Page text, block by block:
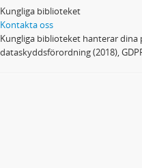
Kungliga biblioteket
Kontakta oss
Kungliga biblioteket hanterar dina
dataskyddsförordning (2018),